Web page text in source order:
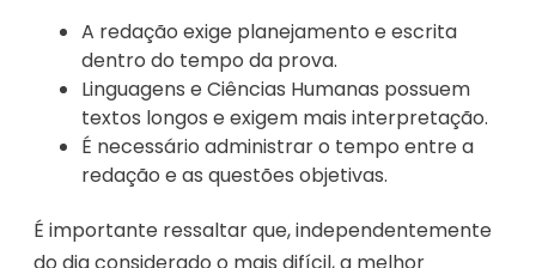
A redação exige planejamento e escrita
dentro do tempo da prova.
Linguagens e Ciências Humanas possuem
textos longos e exigem mais interpretação.
É necessário administrar o tempo entre a
redação e as questões objetivas.
É importante ressaltar que, independentemente
do dia considerado o mais difícil, a melhor